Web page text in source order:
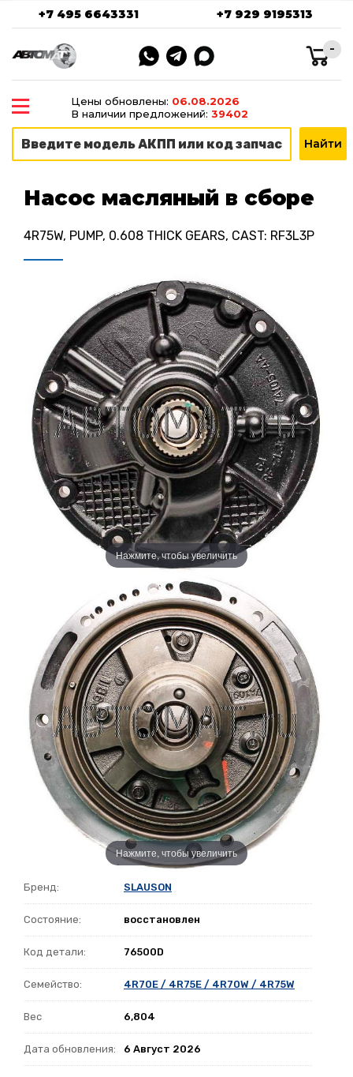
+7 495 6643331 +7 929 9195313
-
Цены обновлены: 06.08.2026
В наличии предложений: 39402
Насос масляный в сборе
4R75W, PUMP, 0.608 THICK GEARS, CAST: RF3L3P
Нажмите, чтобы увеличить
Нажмите, чтобы увеличить
Бренд: SLAUSON
Состояние: восстановлен
Код детали: 76500D
Семейство: 4R70E / 4R75E / 4R70W / 4R75W
Вес 6,804
Дата обновления: 6 Август 2026